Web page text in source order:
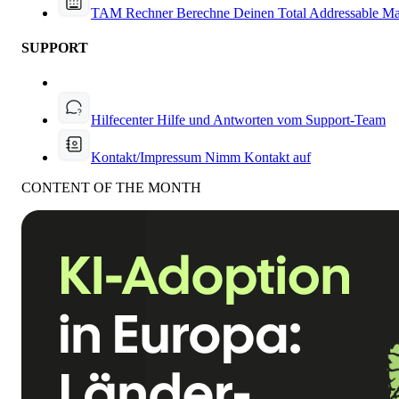
TAM RechnerBerechne Deinen Total Addressable
SUPPORT
HilfecenterHilfe und Antworten vom Support-Team
Kontakt/Impressum Nimm Kontakt auf
CONTENT OF THE MONTH